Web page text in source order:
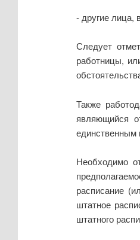
- другие лица,
Следует
работницы,
Также
являющийся
единственным
Необходимо
расписание
штатное
штатного